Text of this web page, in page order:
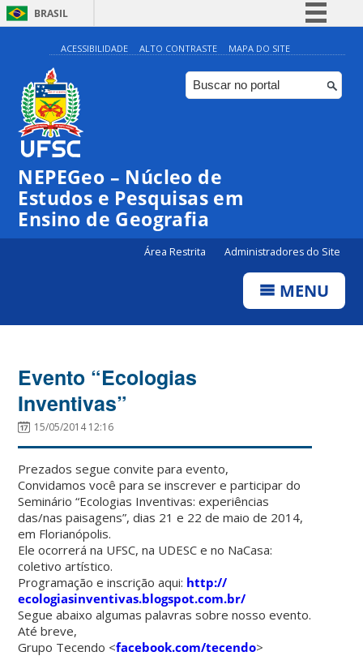
BRASIL
Simplifique!
Comunica BR
Participe
ACESSIBILIDADE ALTO CONTRASTE MAPA DO SITE
NEPEGeo – Núcleo de
Estudos e Pesquisas em
Ensino de Geografia
Área Restrita Administradores do Site
MENU
Evento “Ecologias
Inventivas”
15/05/2014 12:16
Prezados segue convite para evento,
Convidamos você para se inscrever e participar do
Seminário “Ecologias Inventivas: experiências
das/nas paisagens”, dias 21 e 22 de maio de 2014,
em Florianópolis.
Ele ocorrerá na UFSC, na UDESC e no NaCasa:
coletivo artístico.
Programação e inscrição aqui: http://
ecologiasinventivas.blogspot.com.br/
Segue abaixo algumas palavras sobre nosso evento.
Até breve,
Grupo Tecendo <facebook.com/tecendo>